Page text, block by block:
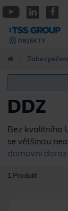
Přejít
k
hlavnímu
obsahuOBJEKTY
DDZ
Bez kvalitního
se většinou
domovní
1 Produkt